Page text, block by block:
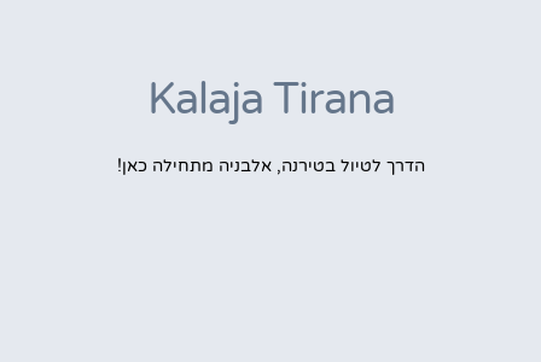
Kalaja Tirana
הדרך לטיול בטירנה, אלבניה מתחילה כאן!